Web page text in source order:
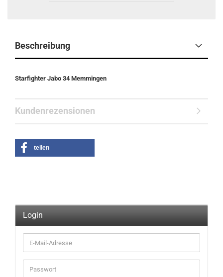
Beschreibung
Starfighter Jabo 34 Memmingen
Kundenrezensionen
teilen
Login
E-
Mail-
Adresse
Passwort